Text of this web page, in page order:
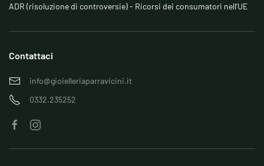
ADR (risoluzione di controversie) - Ricorsi dei consumatori nell’UE
Contattaci
info@gioielleriaparravicini.it
0332.235252